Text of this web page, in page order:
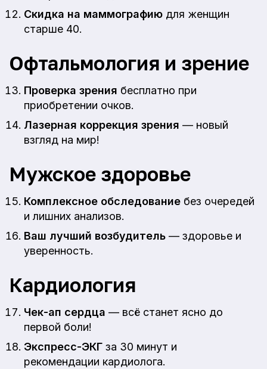
Скидка на маммографию для женщин
старше 40.
Офтальмология и зрение
Проверка зрения бесплатно при
приобретении очков.
Лазерная коррекция зрения — новый
взгляд на мир!
Мужское здоровье
Комплексное обследование без очередей
и лишних анализов.
Ваш лучший возбудитель — здоровье и
уверенность.
Кардиология
Чек-ап сердца — всё станет ясно до
первой боли!
Экспресс-ЭКГ за 30 минут и
рекомендации кардиолога.